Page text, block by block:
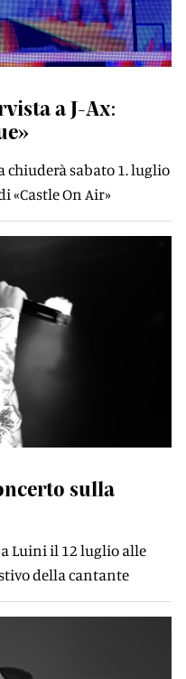
a J-Ax:
chiuderà sabato 1. luglio
«Castle On Air»
sulla
Luini il 12 luglio alle
della cantante